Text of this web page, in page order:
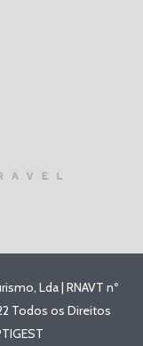
Lda | RNAVT nº
Todos os Direitos